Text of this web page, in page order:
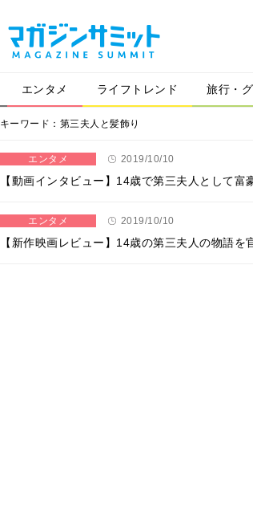
エンタメ ライフトレンド 旅行・
キーワード：第三夫人と髪飾り
エンタメ 2019/10/10
【動画インタビュー】14歳で第三夫人として
エンタメ 2019/10/10
【新作映画レビュー】14歳の第三夫人の物語